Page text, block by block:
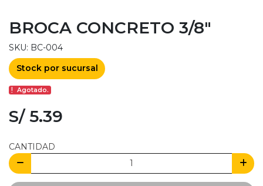
BROCA CONCRETO 3/8"
SKU: BC-004
Stock por sucursal
Agotado.
S/ 5.39
CANTIDAD